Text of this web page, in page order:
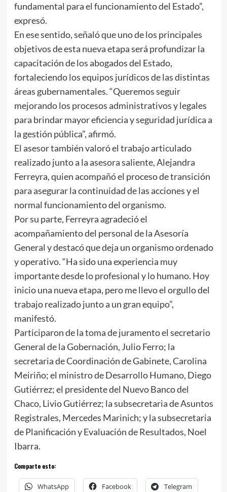
fundamental para el funcionamiento del Estado”,
expresó.
En ese sentido, señaló que uno de los principales
objetivos de esta nueva etapa será profundizar la
capacitación de los abogados del Estado,
fortaleciendo los equipos jurídicos de las distintas
áreas gubernamentales. “Queremos seguir
mejorando los procesos administrativos y legales
para brindar mayor eficiencia y seguridad jurídica a
la gestión pública”, afirmó.
El asesor también valoró el trabajo articulado
realizado junto a la asesora saliente, Alejandra
Ferreyra, quien acompañó el proceso de transición
para asegurar la continuidad de las acciones y el
normal funcionamiento del organismo.
Por su parte, Ferreyra agradeció el
acompañamiento del personal de la Asesoría
General y destacó que deja un organismo ordenado
y operativo. “Ha sido una experiencia muy
importante desde lo profesional y lo humano. Hoy
inicio una nueva etapa, pero me llevo el orgullo del
trabajo realizado junto a un gran equipo”,
manifestó.
Participaron de la toma de juramento el secretario
General de la Gobernación, Julio Ferro; la
secretaria de Coordinación de Gabinete, Carolina
Meiriño; el ministro de Desarrollo Humano, Diego
Gutiérrez; el presidente del Nuevo Banco del
Chaco, Livio Gutiérrez; la subsecretaria de Asuntos
Registrales, Mercedes Marinich; y la subsecretaria
de Planificación y Evaluación de Resultados, Noel
Ibarra.
Comparte esto:
WhatsApp Facebook Telegram